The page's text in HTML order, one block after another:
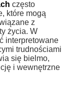
często
które mogą
z
życia. W
interpretowane
trudnościami
się bielmo,
i wewnętrzne